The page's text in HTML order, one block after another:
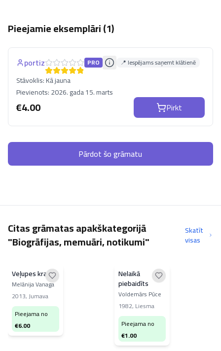
Pieejamie eksemplāri (1)
portiz PRO 📍 Iespējams saņemt klātienē
Stāvoklis:Kā jauna
Pievienots:2026. gada 15. marts
€4.00 Pirkt
Pārdot šo grāmatu
Citas grāmatas apakškategorijā
"Biogrāfijas, memuāri, notikumi"
Skatīt
visas
Veļupes krastā
Melānija Vanaga
2013,Jumava
Pieejama no
€6.00
Nelaikā
piebaidīts
Voldemārs Pūce
1982, Liesma
Pieejama no
€1.00